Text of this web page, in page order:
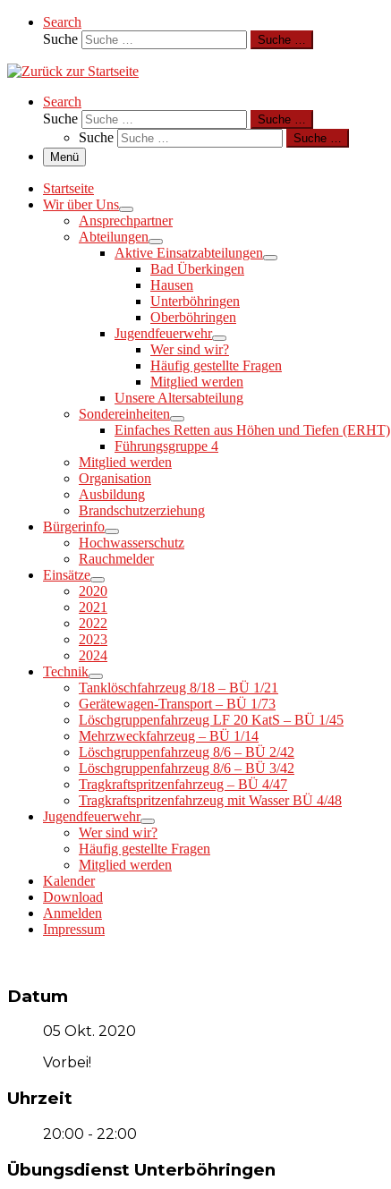
Search
Suche
Suche …
Search
Suche
Suche …
Suche
Suche …
Menü
Startseite
Wir über Uns
Ansprechpartner
Abteilungen
Aktive Einsatzabteilungen
Bad Überkingen
Hausen
Unterböhringen
Oberböhringen
Jugendfeuerwehr
Wer sind wir?
Häufig gestellte Fragen
Mitglied werden
Unsere Altersabteilung
Sondereinheiten
Einfaches Retten aus Höhen und Tiefen (ERHT)
Führungsgruppe 4
Mitglied werden
Organisation
Ausbildung
Brandschutzerziehung
Bürgerinfo
Hochwasserschutz
Rauchmelder
Einsätze
2020
2021
2022
2023
2024
Technik
Tanklöschfahrzeug 8/18 – BÜ 1/21
Gerätewagen-Transport – BÜ 1/73
Löschgruppenfahrzeug LF 20 KatS – BÜ 1/45
Mehrzweckfahrzeug – BÜ 1/14
Löschgruppenfahrzeug 8/6 – BÜ 2/42
Löschgruppenfahrzeug 8/6 – BÜ 3/42
Tragkraftspritzenfahrzeug – BÜ 4/47
Tragkraftspritzenfahrzeug mit Wasser BÜ 4/48
Jugendfeuerwehr
Wer sind wir?
Häufig gestellte Fragen
Mitglied werden
Kalender
Download
Anmelden
Impressum
Datum
05 Okt. 2020
Vorbei!
Uhrzeit
20:00 - 22:00
Übungsdienst Unterböhringen